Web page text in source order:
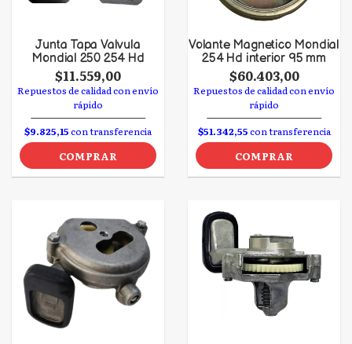
Junta Tapa Valvula
Mondial 250 254 Hd
$11.559,00
Repuestos de calidad con envío
rápido
$9.825,15con transferencia
COMPRAR
Volante Magnetico Mondial
254 Hd interior 95 mm
$60.403,00
Repuestos de calidad con envío
rápido
$51.342,55con transferencia
COMPRAR